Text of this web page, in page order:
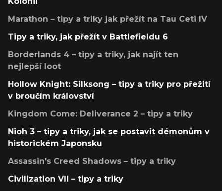
Marathon – tipy a triky jak přežít na Tau Ceti IV
Tipy a triky, jak přežít v Battlefieldu 6
Borderlands 4 – tipy a triky, jak najít ten
nejlepší loot
Hollow Knight: Silksong – tipy a triky pro přežití
v broučím království
Kingdom Come: Deliverance 2 – tipy a triky
Nioh 3 – tipy a triky, jak se postavit démonům v
historickém Japonsku
Assassin's Creed Shadows – tipy a triky
Civilization VII – tipy a triky